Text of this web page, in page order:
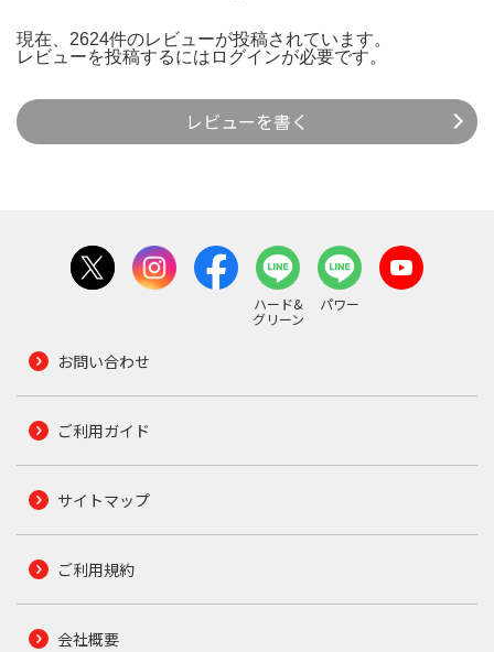
現在、2624件のレビューが投稿されています。
レビューを投稿するには ログインが必要です。
レビューを書く
ハード&
グリーン
パワー
お問い合わせ
ご利用ガイド
サイトマップ
ご利用規約
会社概要